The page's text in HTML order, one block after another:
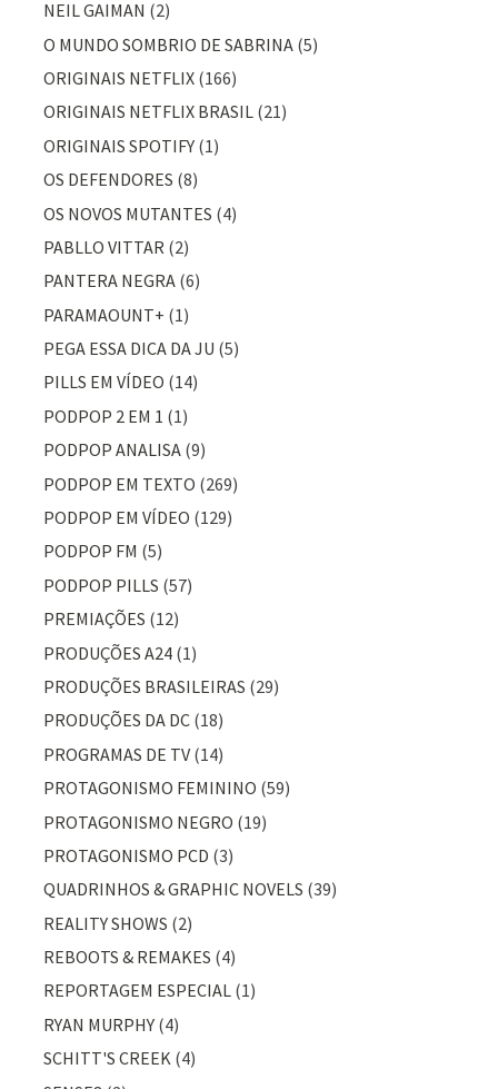
NEIL GAIMAN (2)
O MUNDO SOMBRIO DE SABRINA (5)
ORIGINAIS NETFLIX (166)
ORIGINAIS NETFLIX BRASIL (21)
ORIGINAIS SPOTIFY (1)
OS DEFENDORES (8)
OS NOVOS MUTANTES (4)
PABLLO VITTAR (2)
PANTERA NEGRA (6)
PARAMAOUNT+ (1)
PEGA ESSA DICA DA JU (5)
PILLS EM VÍDEO (14)
PODPOP 2 EM 1 (1)
PODPOP ANALISA (9)
PODPOP EM TEXTO (269)
PODPOP EM VÍDEO (129)
PODPOP FM (5)
PODPOP PILLS (57)
PREMIAÇÕES (12)
PRODUÇÕES A24 (1)
PRODUÇÕES BRASILEIRAS (29)
PRODUÇÕES DA DC (18)
PROGRAMAS DE TV (14)
PROTAGONISMO FEMININO (59)
PROTAGONISMO NEGRO (19)
PROTAGONISMO PCD (3)
QUADRINHOS & GRAPHIC NOVELS (39)
REALITY SHOWS (2)
REBOOTS & REMAKES (4)
REPORTAGEM ESPECIAL (1)
RYAN MURPHY (4)
SCHITT'S CREEK (4)